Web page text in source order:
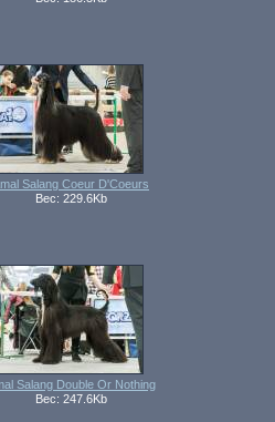
Salang Coeur D'Coeurs
Вес: 229.6Kb
Salang Double Or Nothing
Вес: 247.6Kb